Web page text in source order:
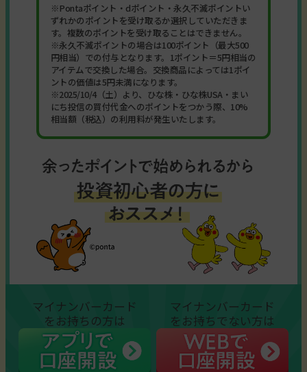
※Pontaポイント・dポイント・永久不滅ポイントい
ずれかのポイントを受け取るか選択していただきま
す。複数のポイントを受け取ることはできません。
※永久不滅ポイントの場合は100ポイント（最大500
円相当）での付与となります。1ポイント＝5円相当の
アイテムで交換した場合。交換商品によっては1ポイ
ントの価値は5円未満になります。
※2025/10/4（土）より、ひな株・ひな株USA・まい
にち投信の買付代金へのポイントをつかう際、10%
相当額（税込）の利用料が発生いたします。
マイナンバーカード
をお持ちの方は
マイナンバーカード
をお持ちでない方は